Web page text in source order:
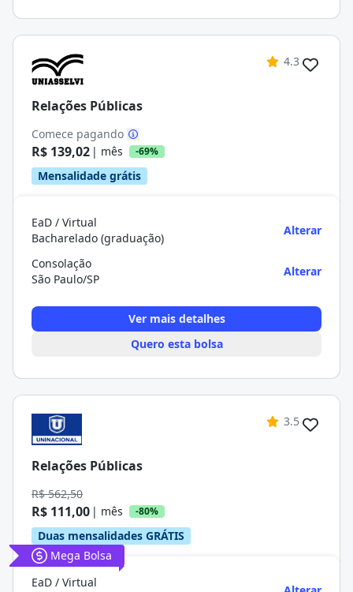
4.3
Relações Públicas
Comece pagando
R$ 139,02 | mês -69%
Mensalidade grátis
EaD / Virtual
Bacharelado (graduação)
Alterar
Consolação
São Paulo/SP
Alterar
Ver mais detalhes
Quero esta bolsa
3.5
Relações Públicas
R$ 562,50
R$ 111,00 | mês -80%
Duas mensalidades GRÁTIS
Mega Bolsa
EaD / Virtual